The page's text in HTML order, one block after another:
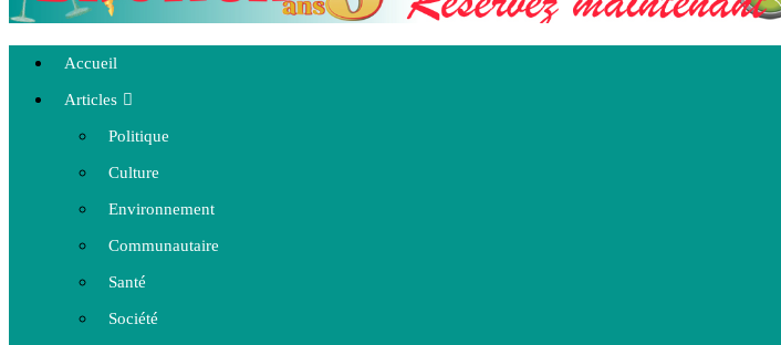
Accueil
Articles
Politique
Culture
Environnement
Communautaire
Santé
Société